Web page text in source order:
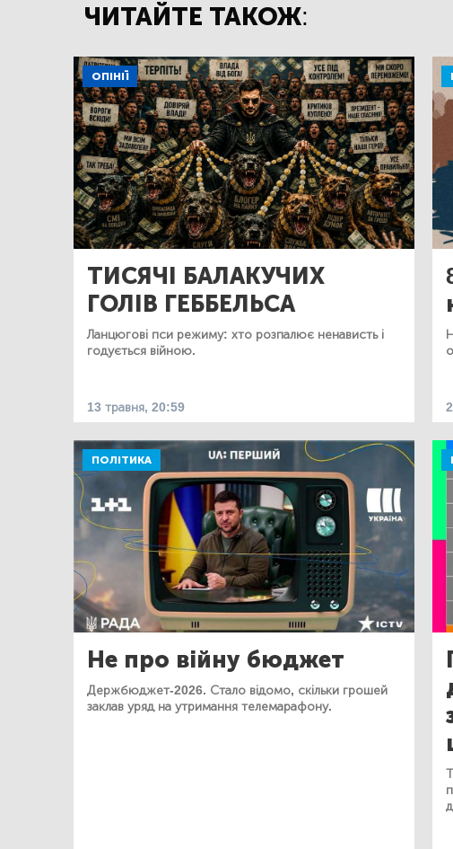
ЧИТАЙТЕ ТАКОЖ:
ОПІНІЇ
ТИСЯЧІ БАЛАКУЧИХ
ГОЛІВ ГЕББЕЛЬСА
Ланцюгові пси режиму: хто розпалює ненависть і
годується війною.
13 травня, 20:59
ПОЛІТИКА
Не про війну бюджет
Держбюджет-2026. Стало відомо, скільки грошей
заклав уряд на утримання телемарафону.